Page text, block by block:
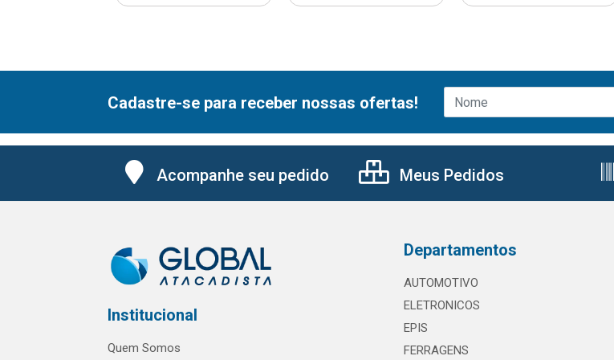
Cadastre-se para receber nossas ofertas!
Acompanhe seu pedido Meus Pedidos
Institucional
Quem Somos
Departamentos
AUTOMOTIVO
ELETRONICOS
EPIS
FERRAGENS